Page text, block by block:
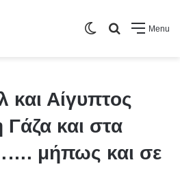
Menu
Search
Switch
και Αίγυπτος
και στα
μήπως και σε